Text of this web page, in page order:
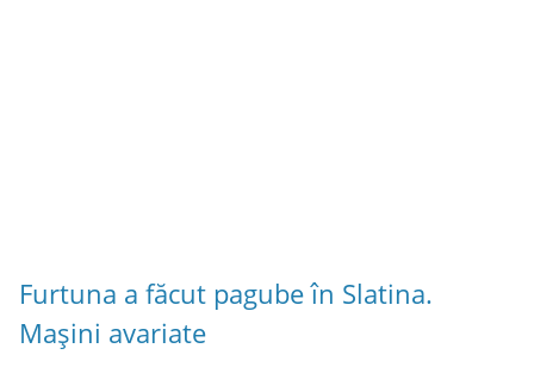
Furtuna a făcut pagube în Slatina.
Mașini avariate